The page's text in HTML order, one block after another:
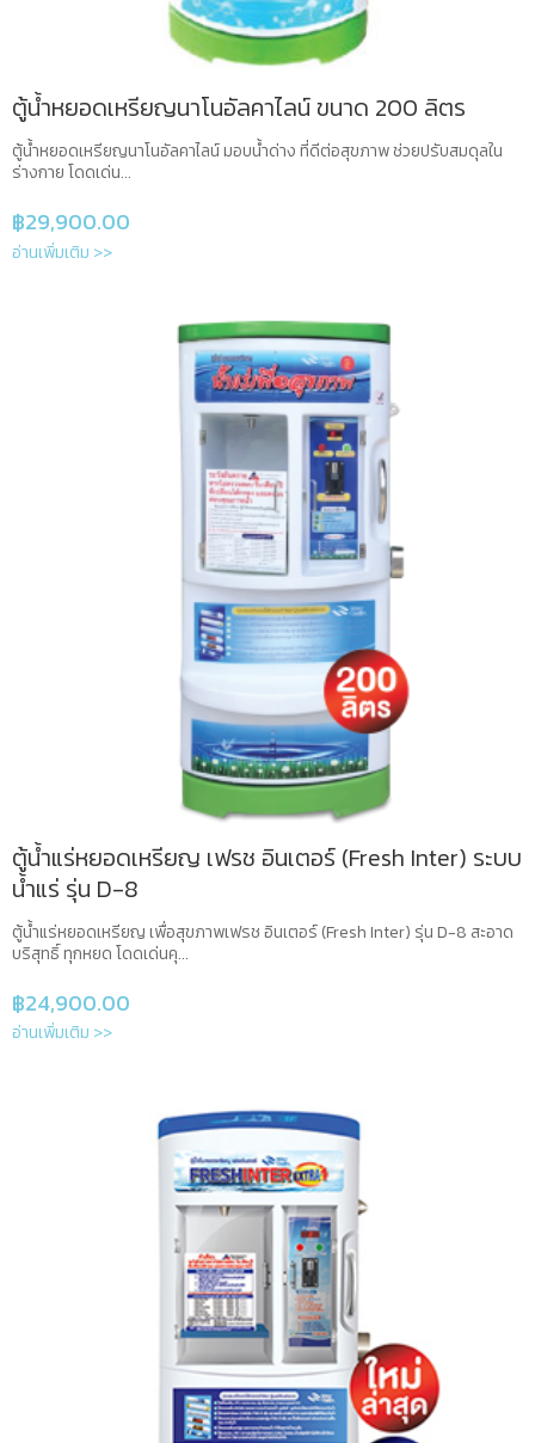
ตู้น้ำหยอดเหรียญนาโนอัลคาไลน์ ขนาด 200 ลิตร
ตู้น้ำหยอดเหรียญนาโนอัลคาไลน์ มอบน้ำด่าง ที่ดีต่อสุขภาพ ช่วยปรับสมดุลใน
ร่างกาย โดดเด่น...
฿29,900.00
อ่านเพิ่มเติม >>
ตู้น้ำแร่หยอดเหรียญ เฟรช อินเตอร์ (Fresh Inter) ระบบ
น้ำแร่ รุ่น D-8
ตู้น้ำแร่หยอดเหรียญ เพื่อสุขภาพเฟรช อินเตอร์ (Fresh Inter) รุ่น D-8 สะอาด
บริสุทธิ์ ทุกหยด โดดเด่นคุ...
฿24,900.00
อ่านเพิ่มเติม >>